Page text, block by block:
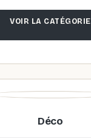
VOIR LA CATÉGORIE
Déco